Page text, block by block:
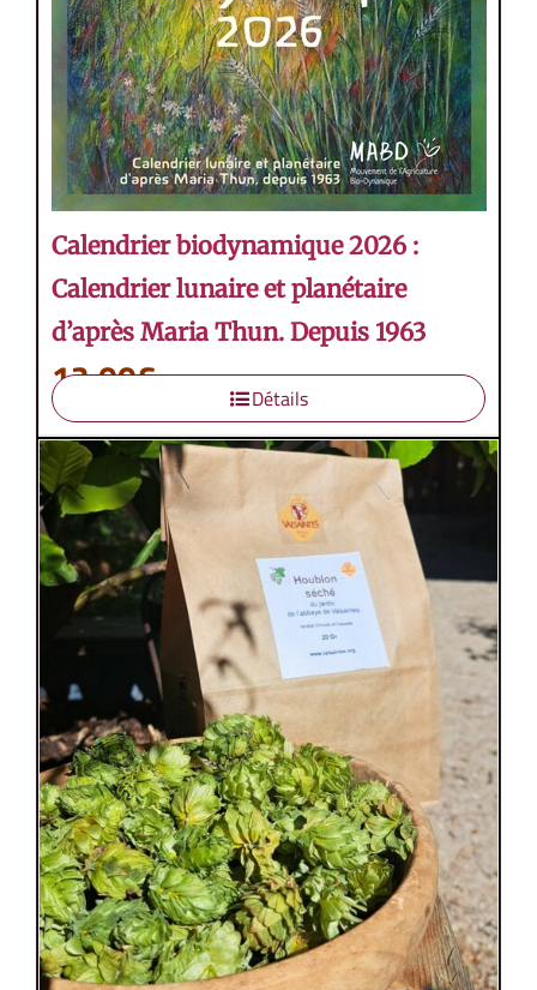
Calendrier biodynamique 2026 :
Calendrier lunaire et planétaire
d’après Maria Thun. Depuis 1963
12,00€ Détails